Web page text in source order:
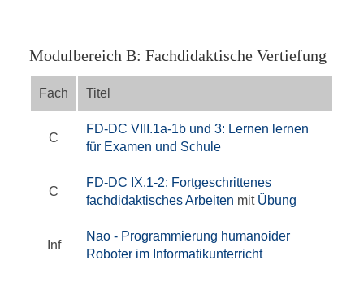
Modulbereich B: Fachdidaktische Vertiefung
Fach Titel
C
FD-DC VIII.1a-1b und 3: Lernen lernen
für Examen und Schule
C
FD-DC IX.1-2: Fortgeschrittenes
fachdidaktisches Arbeiten mit Übung
Inf
Nao - Programmierung humanoider
Roboter im Informatikunterricht